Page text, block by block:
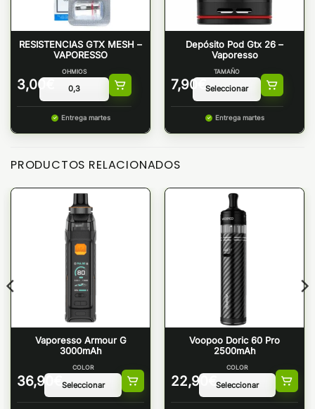
RESISTENCIAS GTX MESH –
VAPORESSO
3,00
OHMIOS
Entrega martes
Depósito Pod Gtx 26 –
Vaporesso
7,90 €
TAMAÑO
Entrega martes
PRODUCTOS RELACIONADOS
Vaporesso Armour G
3000mAh
36,90
COLOR
Voopoo Doric 60 Pro
2500mAh
22,90 €
COLOR